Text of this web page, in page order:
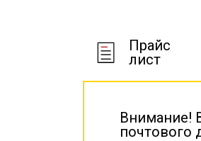
Прайс
лист
Внимание!
почтового